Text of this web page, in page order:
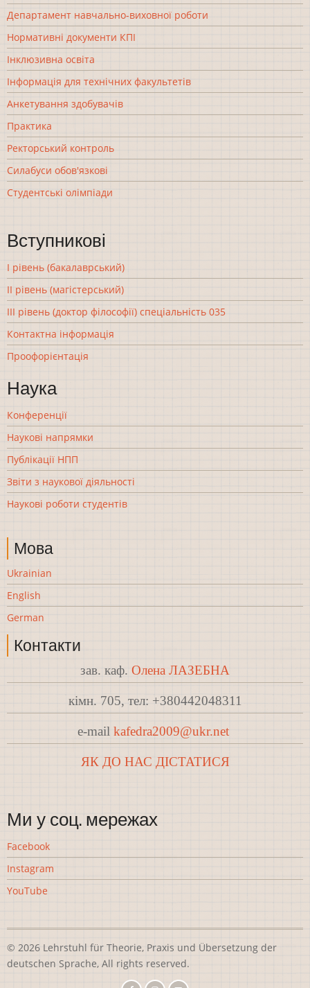
Департамент навчально-виховної роботи
Нормативні документи КПІ
Інклюзивна освіта
Інформація для технічних факультетів
Анкетування здобувачів
Практика
Ректорський контроль
Силабуси обов'язкові
Студентські олімпіади
Вступникові
І рівень (бакалаврський)
ІІ рівень (магістерський)
ІІІ рівень (доктор філософії) спеціальність 035
Контактна інформація
Проофорієнтація
Наука
Конференції
Наукові напрямки
Публікації НПП
Звіти з наукової діяльності
Наукові роботи студентів
Мова
Ukrainian
English
German
Контакти
зав. каф. Олена ЛАЗЕБНА
кімн. 705, тел: +380442048311
e-mail kafedra2009@ukr.net
ЯК ДО НАС ДІСТАТИСЯ
Ми у соц. мережах
Facebook
Instagram
YouTube
© 2026 Lehrstuhl für Theorie, Praxis und Übersetzung der
deutschen Sprache, All rights reserved.